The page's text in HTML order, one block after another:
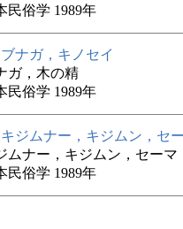
民俗学 1989年
ブナガ，キノセイ
ガ，木の精
民俗学 1989年
キジムナー，キジムン，セ
ムナー，キジムン，セー
民俗学 1989年